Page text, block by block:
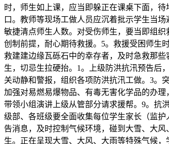
时，师生如上课，应当即躲正在课桌下面，
口。教师等现场工做人员应沉着批示学生当
敏捷清点师生人数。对受伤师生，要当即组
创制前提，耐心期待救援。5。救援受困师
救建建边缘瓦砾石中的幸存者，及时急救那
生，切忌生拉硬抬。1。上级防洪抗汛预告后
关动静和警报，组织各项防洪抗汛工做。3。
加强对易燃易爆物品、有毒无害化学品的办
带领小组演讲上级从管部分请求援帮。9。抗
级部、各班级要全面收集每位学生家长（监
告消息，及时控制气候环境，碰到大雪、大
生。正在呈现大雪、大风、大雨等特殊气候